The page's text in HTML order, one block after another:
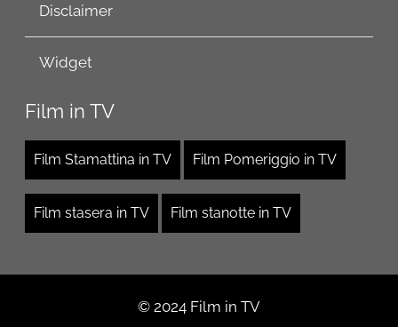
Disclaimer
Widget
Film in TV
Film Stamattina in TV Film Pomeriggio in TV
Film stasera in TV Film stanotte in TV
© 2024 Film in TV